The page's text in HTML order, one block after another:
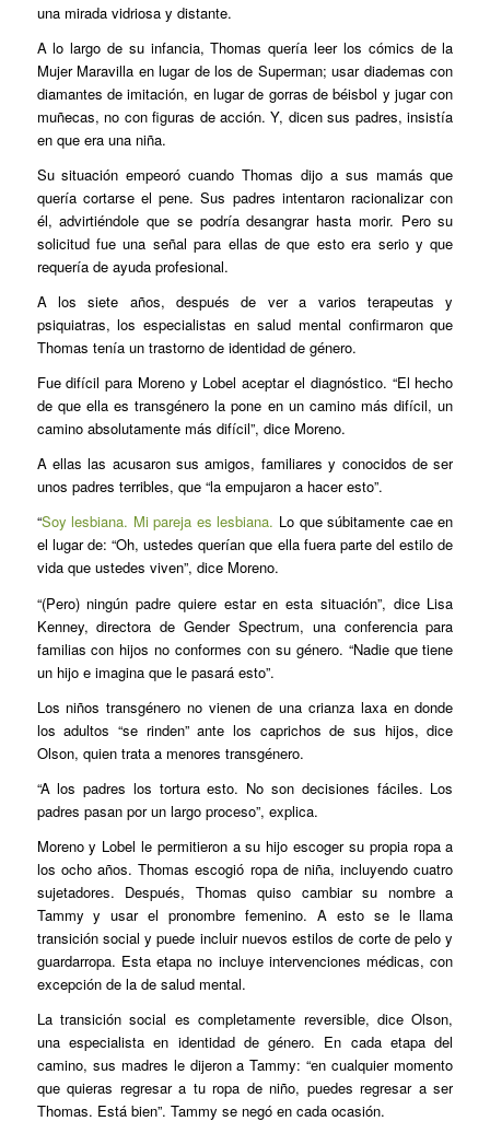
una mirada vidriosa y distante.
A lo largo de su infancia, Thomas quería leer los cómics de la
Mujer Maravilla en lugar de los de Superman; usar diademas con
diamantes de imitación, en lugar de gorras de béisbol y jugar con
muñecas, no con figuras de acción. Y, dicen sus padres, insistía
en que era una niña.
Su situación empeoró cuando Thomas dijo a sus mamás que
quería cortarse el pene. Sus padres intentaron racionalizar con
él, advirtiéndole que se podría desangrar hasta morir. Pero su
solicitud fue una señal para ellas de que esto era serio y que
requería de ayuda profesional.
A los siete años, después de ver a varios terapeutas y
psiquiatras, los especialistas en salud mental confirmaron que
Thomas tenía un trastorno de identidad de género.
Fue difícil para Moreno y Lobel aceptar el diagnóstico. “El hecho
de que ella es transgénero la pone en un camino más difícil, un
camino absolutamente más difícil”, dice Moreno.
A ellas las acusaron sus amigos, familiares y conocidos de ser
unos padres terribles, que “la empujaron a hacer esto”.
“Soy lesbiana. Mi pareja es lesbiana. Lo que súbitamente cae en
el lugar de: “Oh, ustedes querían que ella fuera parte del estilo de
vida que ustedes viven”, dice Moreno.
“(Pero) ningún padre quiere estar en esta situación”, dice Lisa
Kenney, directora de Gender Spectrum, una conferencia para
familias con hijos no conformes con su género. “Nadie que tiene
un hijo e imagina que le pasará esto”.
Los niños transgénero no vienen de una crianza laxa en donde
los adultos “se rinden” ante los caprichos de sus hijos, dice
Olson, quien trata a menores transgénero.
“A los padres los tortura esto. No son decisiones fáciles. Los
padres pasan por un largo proceso”, explica.
Moreno y Lobel le permitieron a su hijo escoger su propia ropa a
los ocho años. Thomas escogió ropa de niña, incluyendo cuatro
sujetadores. Después, Thomas quiso cambiar su nombre a
Tammy y usar el pronombre femenino. A esto se le llama
transición social y puede incluir nuevos estilos de corte de pelo y
guardarropa. Esta etapa no incluye intervenciones médicas, con
excepción de la de salud mental.
La transición social es completamente reversible, dice Olson,
una especialista en identidad de género. En cada etapa del
camino, sus madres le dijeron a Tammy: “en cualquier momento
que quieras regresar a tu ropa de niño, puedes regresar a ser
Thomas. Está bien”. Tammy se negó en cada ocasión.